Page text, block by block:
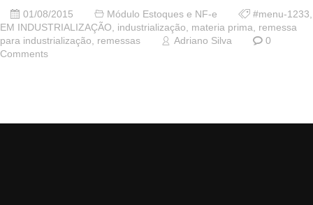
01/08/2015 Módulo Estoques e NF-e #menu-1233
EM INDUSTRIALIZAÇÃO
industrialização materia prima
remessa
para industrialização
remessas Adriano Silva
0
Comments